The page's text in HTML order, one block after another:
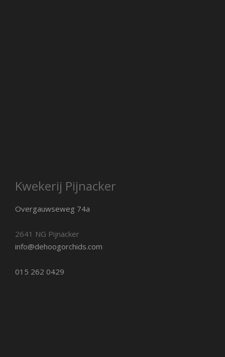
Kwekerij Pijnacker
Overgauwseweg 74a
2641 NG Pijnacker
info@dehoogorchids.com
015 262 0429